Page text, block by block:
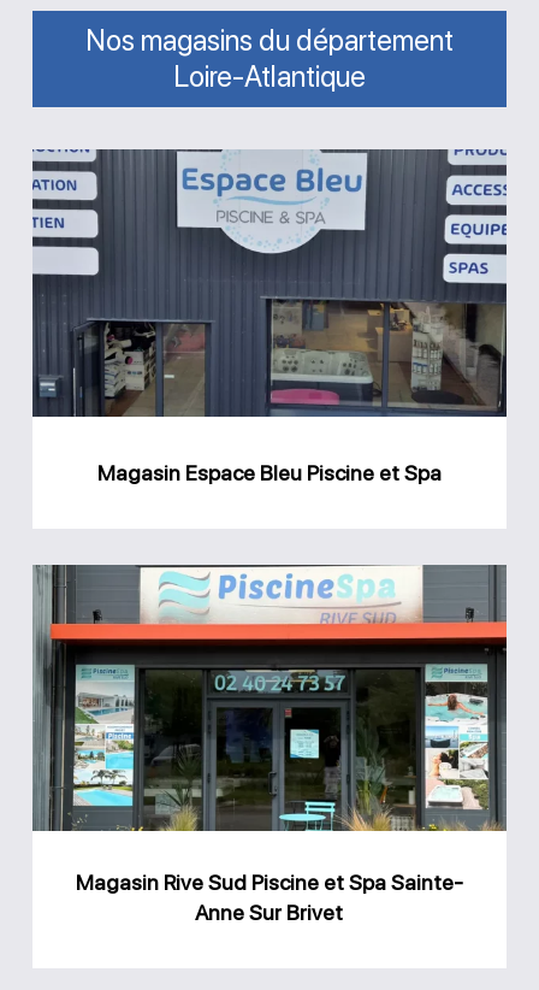
Nos magasins du département
Loire-Atlantique
Magasin
Espace
Bleu
et
Spa
Magasin Espace Bleu Piscine et Spa
Magasin
Rive
Sud
Piscine
et
Spa
Sainte-
Sur
Magasin Rive Sud Piscine et Spa Sainte-
Anne Sur Brivet